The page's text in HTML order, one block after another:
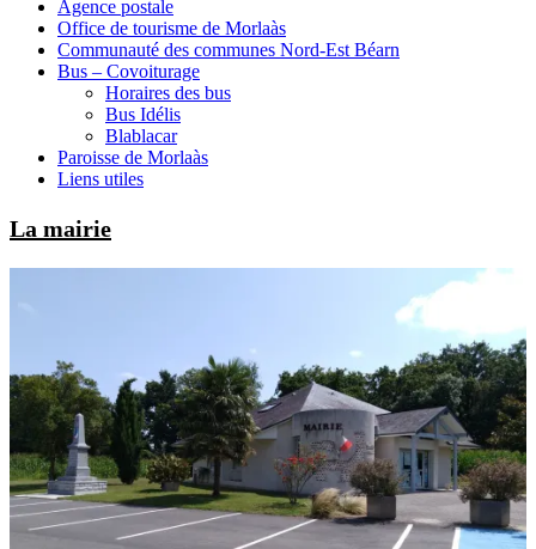
Agence postale
Office de tourisme de Morlaàs
Communauté des communes Nord-Est Béarn
Bus – Covoiturage
Horaires des bus
Bus Idélis
Blablacar
Paroisse de Morlaàs
Liens utiles
La mairie